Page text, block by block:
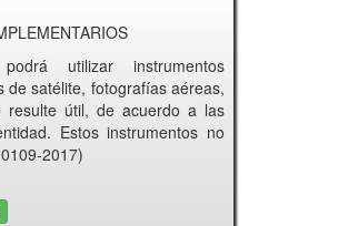
utilizar instrumentos
de satélite, fotografías aéreas,
resulte útil, de acuerdo a las
Estos instrumentos no
2017)